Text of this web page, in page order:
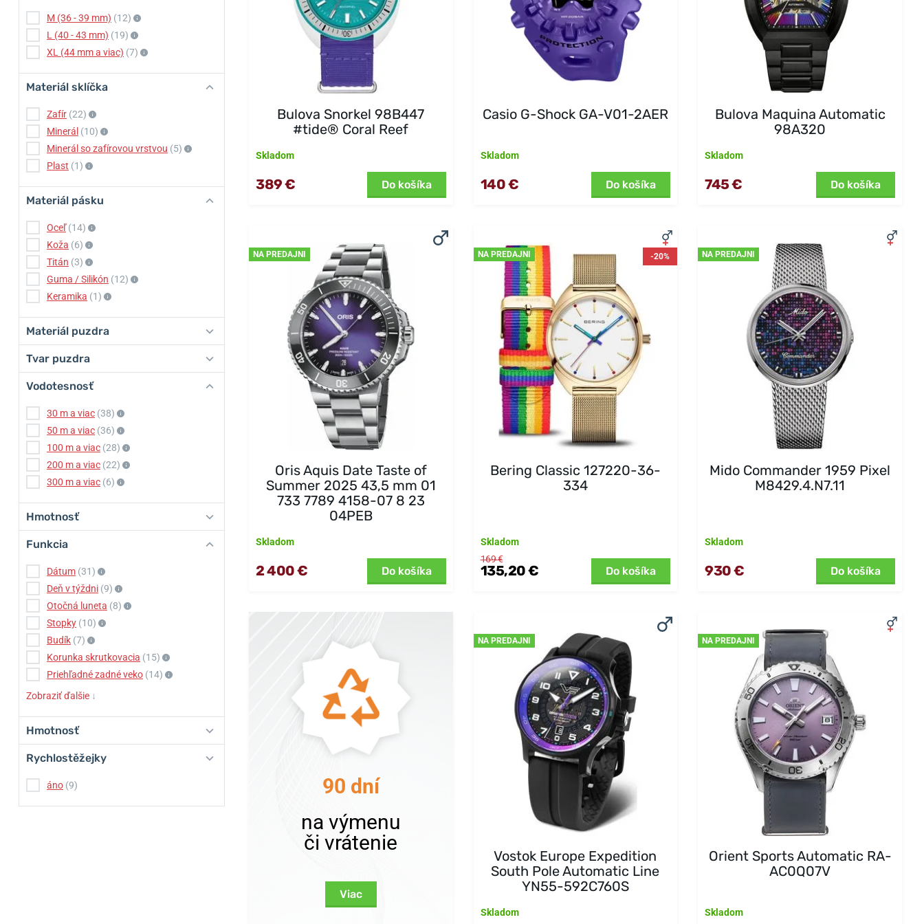
M (36 - 39 mm) (12)
L (40 - 43 mm) (19)
XL (44 mm a viac) (7)
Materiál sklíčka
Zafír (22)
Minerál (10)
Minerál so zafírovou vrstvou (5)
Plast (1)
Materiál pásku
Oceľ (14)
Koža (6)
Titán (3)
Guma / Silikón (12)
Keramika (1)
Materiál puzdra
Tvar puzdra
Vodotesnosť
30 m a viac (38)
50 m a viac (36)
100 m a viac (28)
200 m a viac (22)
300 m a viac (6)
Hmotnosť
Funkcia
Dátum (31)
Deň v týždni (9)
Otočná luneta (8)
Stopky (10)
Budík (7)
Korunka skrutkovacia (15)
Priehľadné zadné veko (14)
Zobraziť ďalšie ↓
Hmotnosť
Rychlostěžejky
áno (9)
Bulova Snorkel 98B447
#tide® Coral Reef
Skladom
389 € Do košíka
Casio G-Shock GA-V01-2AER
Skladom
140 € Do košíka
Bulova Maquina Automatic
98A320
Skladom
745 € Do košíka
NA PREDAJNI
Oris Aquis Date Taste of
Summer 2025 43,5 mm 01
733 7789 4158-07 8 23
04PEB
Skladom
2 400 € Do košíka
NA PREDAJNI -20%
Bering Classic 127220-36-
334
Skladom
169 €
135,20 € Do košíka
NA PREDAJNI
Mido Commander 1959 Pixel
M8429.4.N7.11
Skladom
930 € Do košíka
90 dní
na výmenu
či vrátenie
Viac
NA PREDAJNI
Vostok Europe Expedition
South Pole Automatic Line
YN55-592C760S
Skladom
NA PREDAJNI
Orient Sports Automatic RA-
AC0Q07V
Skladom